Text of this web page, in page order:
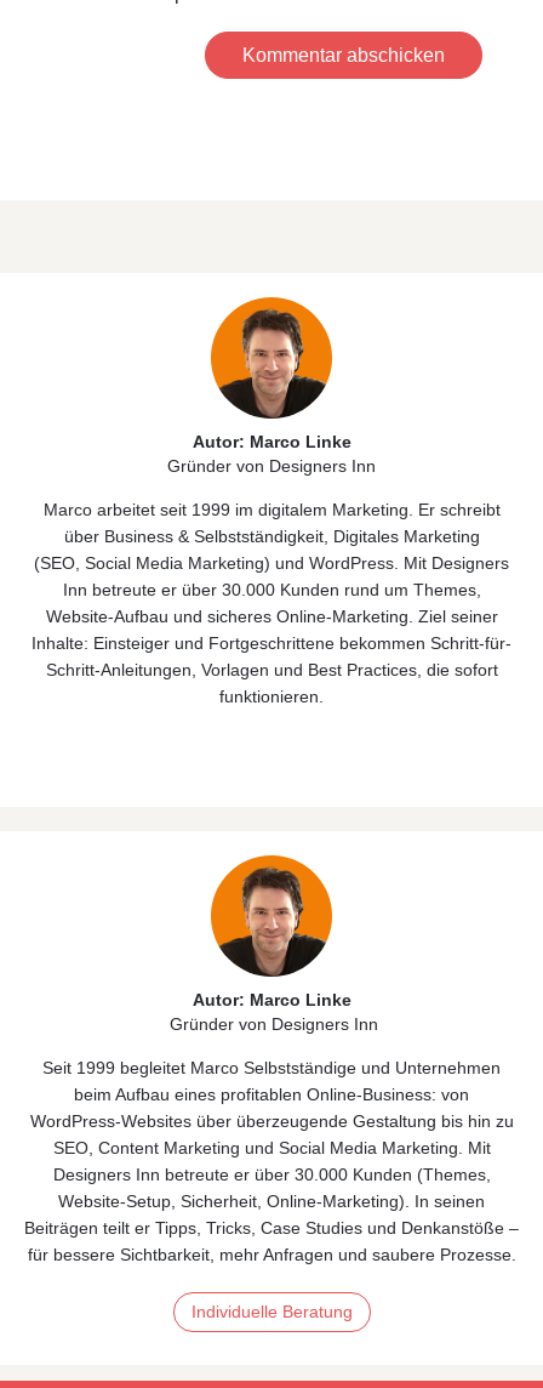
Kommentar abschicken
Autor: Marco Linke
Gründer von Designers Inn
Marco arbeitet seit 1999 im digitalem Marketing. Er schreibt
über Business & Selbstständigkeit, Digitales Marketing
(SEO Social Media Marketing) und WordPress . Mit Designers
Inn betreute er über 30.000 Kunden rund um Themes,
Website‑Aufbau und sicheres Online‑Marketing. Ziel seiner
Inhalte: Einsteiger und Fortgeschrittene bekommen Schritt-für-
Schritt-Anleitungen, Vorlagen und Best Practices, die sofort
funktionieren.
Autor: Marco Linke
Gründer von Designers Inn
Seit 1999 begleitet Marco Selbstständige und Unternehmen
beim Aufbau eines profitablen Online‑Business: von
WordPress‑Websites über überzeugende Gestaltung bis hin zu
SEO, Content Marketing und Social Media Marketing. Mit
Designers Inn betreute er über 30.000 Kunden (Themes,
Website‑Setup, Sicherheit, Online‑Marketing). In seinen
Beiträgen teilt er Tipps, Tricks, Case Studies und Denkanstöße –
für bessere Sichtbarkeit, mehr Anfragen und saubere Prozesse.
Individuelle Beratung